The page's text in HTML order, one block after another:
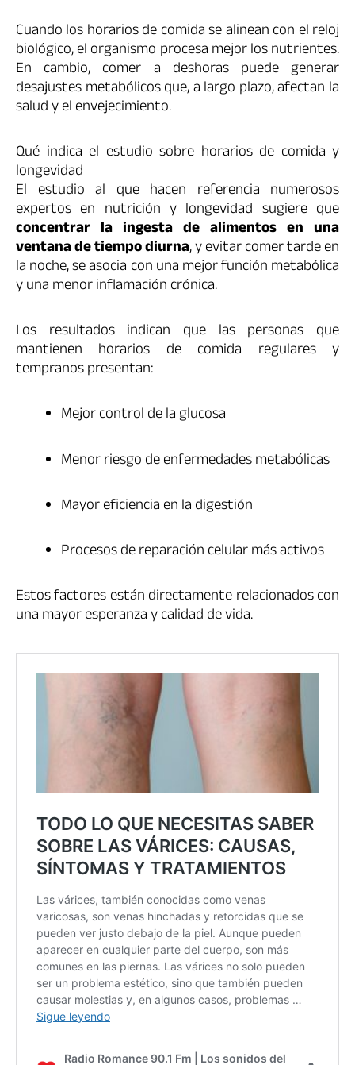
Cuando los horarios de comida se alinean con el reloj
biológico, el organismo procesa mejor los nutrientes.
En cambio, comer a deshoras puede generar
desajustes metabólicos que, a largo plazo, afectan la
salud y el envejecimiento.
Qué indica el estudio sobre horarios de comida y
longevidad
El estudio al que hacen referencia numerosos
expertos en nutrición y longevidad sugiere que
concentrar la ingesta de alimentos en una
ventana de tiempo diurna, y evitar comer tarde en
la noche, se asocia con una mejor función metabólica
y una menor inflamación crónica.
Los resultados indican que las personas que
mantienen horarios de comida regulares y
tempranos presentan:
Mejor control de la glucosa
Menor riesgo de enfermedades metabólicas
Mayor eficiencia en la digestión
Procesos de reparación celular más activos
Estos factores están directamente relacionados con
una mayor esperanza y calidad de vida.